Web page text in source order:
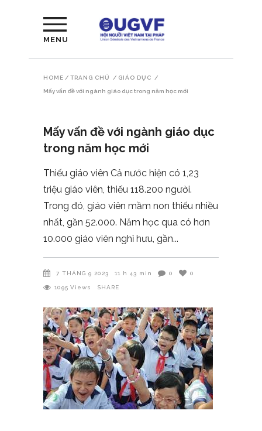
MENU
HOME / TRANG CHỦ / GIÁO DỤC /
Mấy vấn đề với ngành giáo dục trong năm học mới
Mấy vấn đề với ngành giáo dục
trong năm học mới
Thiếu giáo viên Cả nước hiện có 1,23
triệu giáo viên, thiếu 118.200 người.
Trong đó, giáo viên mầm non thiếu nhiều
nhất, gần 52.000. Năm học qua có hơn
10.000 giáo viên nghỉ hưu, gần
7 THÁNG 9 2023 11 h 43 min 0 0
1095 Views SHARE